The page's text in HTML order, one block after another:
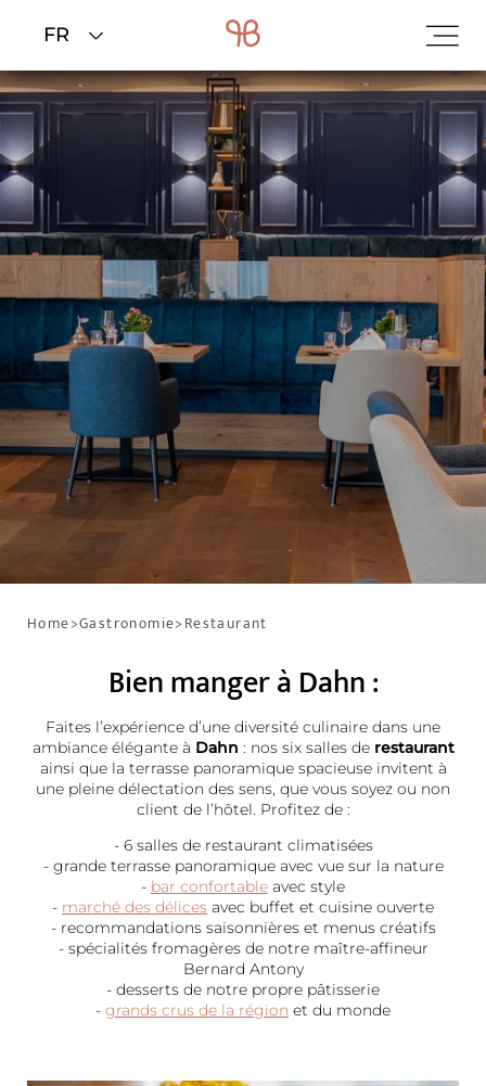
Home>Gastronomie>Restaurant
Bien manger à Dahn :
Faites l’expérience d’une diversité culinaire dans une
ambiance élégante à Dahn : nos six salles de restaurant
ainsi que la terrasse panoramique spacieuse invitent à
une pleine délectation des sens, que vous soyez ou non
client de l’hôtel. Profitez de :
- 6 salles de restaurant climatisées
- grande terrasse panoramique avec vue sur la nature
- bar confortable avec style
- marché des délices avec buffet et cuisine ouverte
- recommandations saisonnières et menus créatifs
- spécialités fromagères de notre maître-affineur
Bernard Antony
- desserts de notre propre pâtisserie
- grands crus de la région et du monde